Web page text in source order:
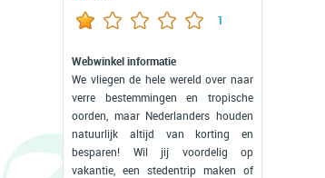
1
Webwinkel informatie
We vliegen de hele wereld over naar
verre bestemmingen en tropische
oorden, maar Nederlanders houden
natuurlijk altijd van korting en
besparen! Wil jij voordelig op
vakantie, een stedentrip maken of